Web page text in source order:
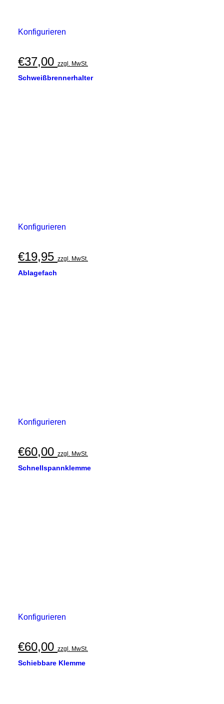
Konfigurieren
€37,00 zzgl. MwSt.
Schweißbrennerhalter
Konfigurieren
€19,95 zzgl. MwSt.
Ablagefach
Konfigurieren
€60,00 zzgl. MwSt.
Schnellspannklemme
Konfigurieren
€60,00 zzgl. MwSt.
Schiebbare Klemme